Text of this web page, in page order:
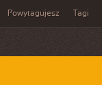
Powytagujesz Tagi